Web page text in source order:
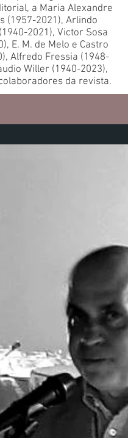
a Maria Alexandre
(1957-2021), Arlindo
(1940-2021), Victor Sosa
, E. M. de Melo e Castro
, Alfredo Fressia (1948-
Willer (1940-2023),
da revista.